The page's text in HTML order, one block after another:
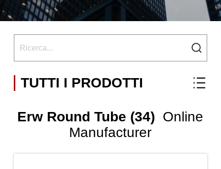
TUTTI I PRODOTTI
Erw Round Tube (34) Online
Manufacturer